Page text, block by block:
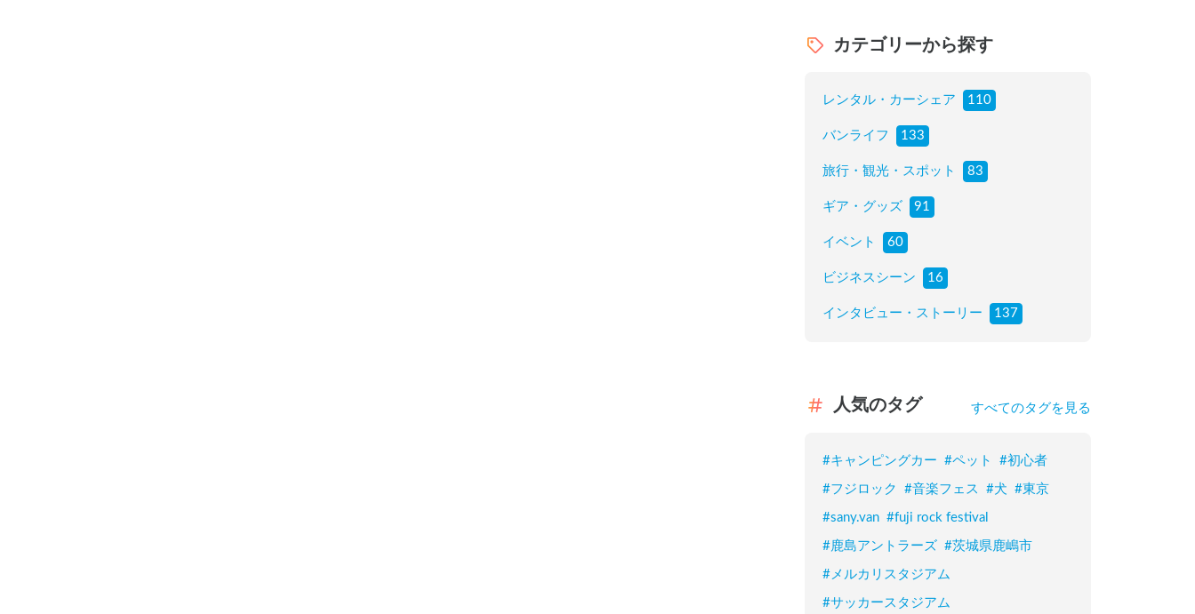
カテゴリーから探す
レンタル・カーシェア 110
バンライフ 133
旅行・観光・スポット 83
ギア・グッズ 91
イベント 60
ビジネスシーン 16
インタビュー・ストーリー 137
人気のタグ すべてのタグを見る
#キャンピングカー #ペット #初心者
#フジロック #音楽フェス #犬 #東京
#sany.van #fuji rock festival
#鹿島アントラーズ #茨城県鹿嶋市
#メルカリスタジアム
#サッカースタジアム